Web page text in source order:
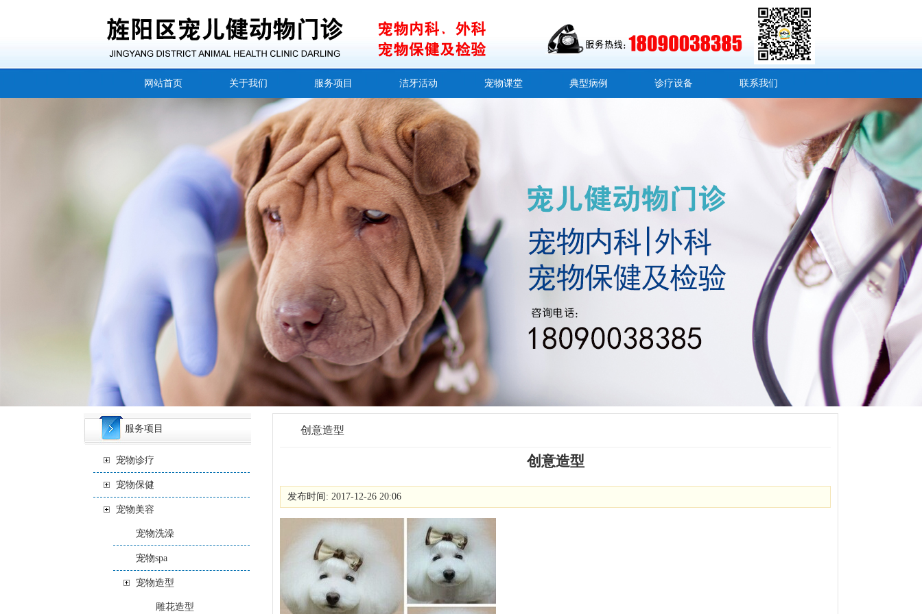
网站首页 关于我们 服务项目 洁牙活动 宠物课堂 典型病例 诊疗设备 联系我们
服务项目
宠物诊疗
宠物保健
宠物美容
宠物洗澡
宠物spa
宠物造型
雕花造型
创意造型
创意造型
发布时间: 2017-12-26 20:06